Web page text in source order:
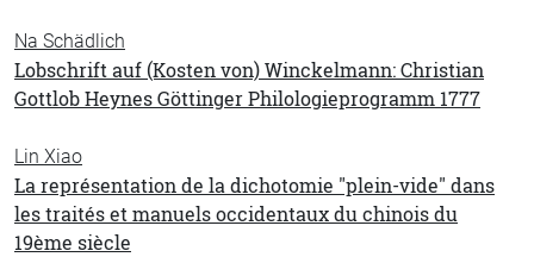
Na Schädlich
Lobschrift auf (Kosten von) Winckelmann: Christian
Gottlob Heynes Göttinger Philologieprogramm 1777
Lin Xiao
La représentation de la dichotomie "plein-vide" dans
les traités et manuels occidentaux du chinois du
19ème siècle